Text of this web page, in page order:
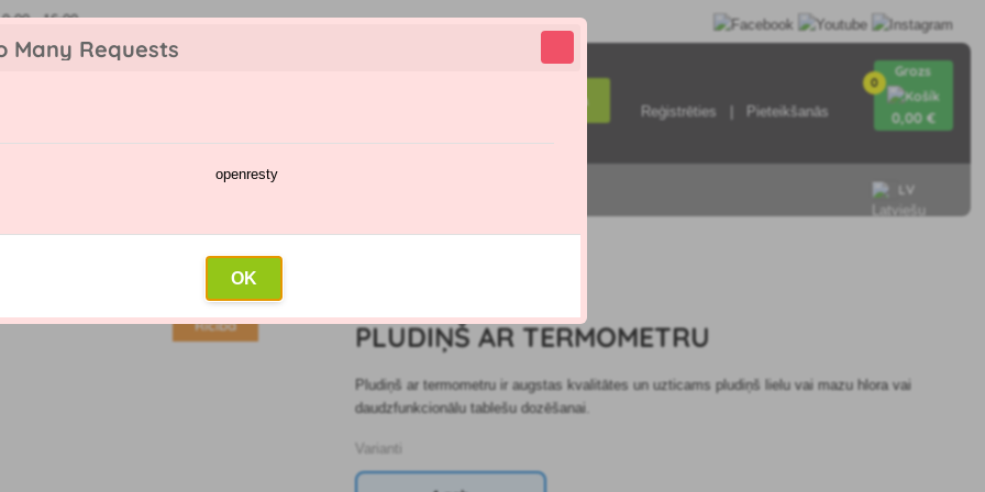
Many Requests
openresty
OK
- 16:00
Meklēšana
Reģistrēties Pieteikšanās
0
Grozs
0,00 €
LV
Pludiņš ar termometru
Rīcība PLUDIŅŠ AR TERMOMETRU
Pludiņš ar termometru ir augstas kvalitātes un uzticams pludiņš lielu vai mazu hlora vai
daudzfunkcionālu tablešu dozēšanai.
Varianti